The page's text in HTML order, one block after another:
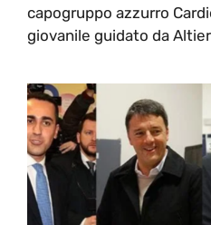
capogruppo azzurro
giovanile guidato da